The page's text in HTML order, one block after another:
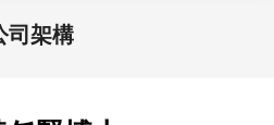
司架構